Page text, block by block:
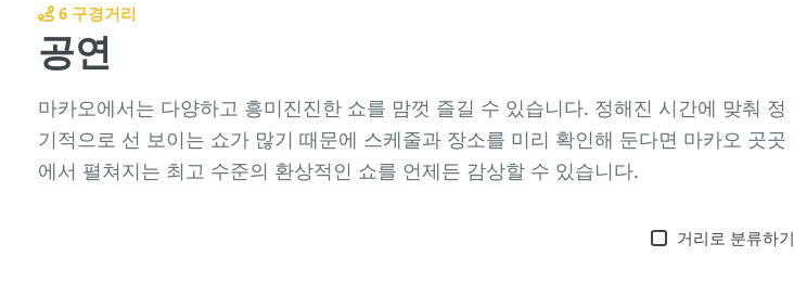
6 구경거리
공연
마카오에서는 다양하고 흥미진진한 쇼를 맘껏 즐길 수 있습니다. 정해진 시간에 맞춰 정
기적으로 선 보이는 쇼가 많기 때문에 스케줄과 장소를 미리 확인해 둔다면 마카오 곳곳
에서 펼쳐지는 최고 수준의 환상적인 쇼를 언제든 감상할 수 있습니다.
거리로 분류하기